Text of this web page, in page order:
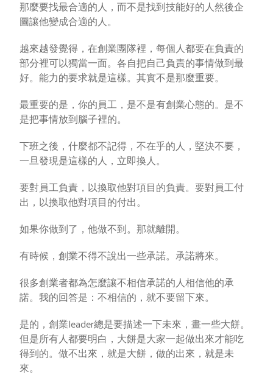
那麼要找最合適的人，而不是找到技能好的人然後企
圖讓他變成合適的人。
越來越發覺得，在創業團隊裡，每個人都要在負責的
部分裡可以獨當一面。各自把自己負責的事情做到最
好。能力的要求就是這樣。其實不是那麼重要。
最重要的是，你的員工，是不是有創業心態的。是不
是把事情放到腦子裡的。
下班之後，什麼都不記得，不在乎的人，堅決不要，
一旦發現是這樣的人，立即換人。
要對員工負責，以換取他對項目的負責。要對員工付
出，以換取他對項目的付出。
如果你做到了，他做不到。那就離開。
有時候，創業不得不說出一些承諾。承諾將來。
很多創業者都為怎麼讓不相信承諾的人相信他的承
諾。我的回答是：不相信的，就不要留下來。
是的，創業leader總是要描述一下未來，畫一些大餅。
但是所有人都要明白，大餅是大家一起做出來才能吃
得到的。做不出來，就是大餅，做的出來，就是未
來。